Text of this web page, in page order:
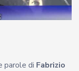
parole di Fabrizio